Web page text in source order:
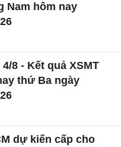
Nam hôm nay
4/8 - Kết quả XSMT
thứ Ba ngày
dự kiến cấp cho